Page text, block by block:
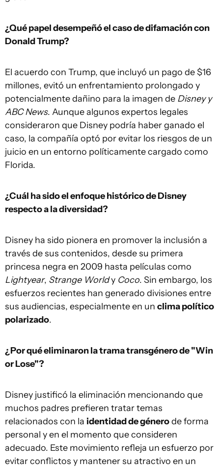
¿Qué papel desempeñó el caso de difamación con
Donald Trump?
El acuerdo con Trump, que incluyó un pago de $16
millones, evitó un enfrentamiento prolongado y
potencialmente dañino para la imagen de Disney y
ABC News. Aunque algunos expertos legales
consideraron que Disney podría haber ganado el
caso, la compañía optó por evitar los riesgos de un
juicio en un entorno políticamente cargado como
Florida.
¿Cuál ha sido el enfoque histórico de Disney
respecto a la diversidad?
Disney ha sido pionera en promover la inclusión a
través de sus contenidos, desde su primera
princesa negra en 2009 hasta películas como
Lightyear, Strange Worldy Coco. Sin embargo, los
esfuerzos recientes han generado divisiones entre
sus audiencias, especialmente en un clima político
polarizado.
¿Por qué eliminaron la trama transgénero de "Win
or Lose"?
Disney justificó la eliminación mencionando que
muchos padres prefieren tratar temas
relacionados con la identidad de génerode forma
personal y en el momento que consideren
adecuado. Este movimiento refleja un esfuerzo por
evitar conflictos y mantener su atractivo en un